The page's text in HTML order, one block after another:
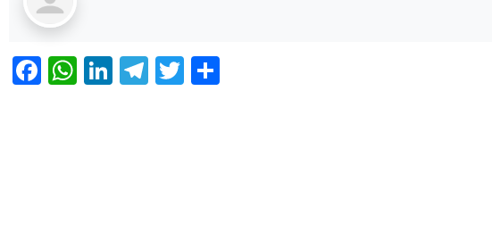
Facebook
WhatsApp
LinkedIn
Telegram
Twitter